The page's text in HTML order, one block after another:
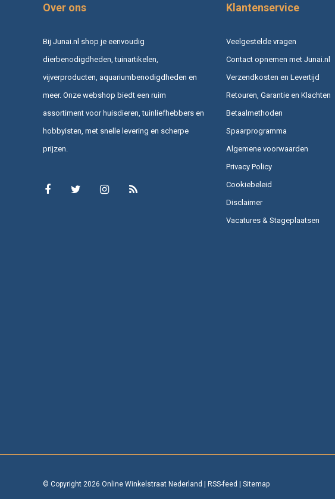
Over ons
Bij Junai.nl shop je eenvoudig
dierbenodigdheden, tuinartikelen,
vijverproducten, aquariumbenodigdheden en
meer. Onze webshop biedt een ruim
assortiment voor huisdieren, tuinliefhebbers en
hobbyisten, met snelle levering en scherpe
prijzen.
Klantenservice
Veelgestelde vragen
Contact opnemen met Junai.nl
Verzendkosten en Levertijd
Retouren, Garantie en Klachten
Betaalmethoden
Spaarprogramma
Algemene voorwaarden
Privacy Policy
Cookiebeleid
Disclaimer
Vacatures & Stageplaatsen
© Copyright 2026 Online Winkelstraat Nederland | RSS-feed | Sitemap